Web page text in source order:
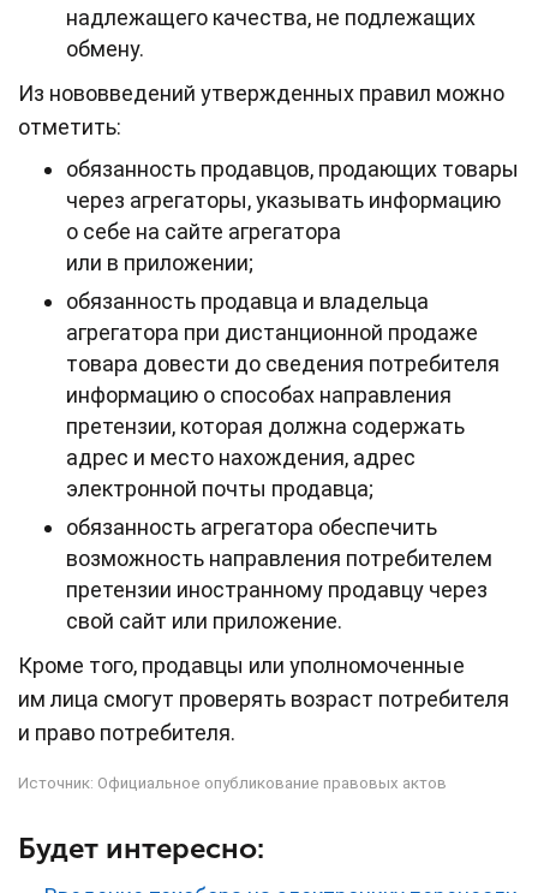
надлежащего качества, не подлежащих
обмену.
Из нововведений утвержденных правил можно
отметить:
обязанность продавцов, продающих товары
через агрегаторы, указывать информацию
о себе на сайте агрегатора
или в приложении;
обязанность продавца и владельца
агрегатора при дистанционной продаже
товара довести до сведения потребителя
информацию о способах направления
претензии, которая должна содержать
адрес и место нахождения, адрес
электронной почты продавца;
обязанность агрегатора обеспечить
возможность направления потребителем
претензии иностранному продавцу через
свой сайт или приложение.
Кроме того, продавцы или уполномоченные
им лица смогут проверять возраст потребителя
и право потребителя.
Источник: Официальное опубликование правовых актов
Будет интересно: